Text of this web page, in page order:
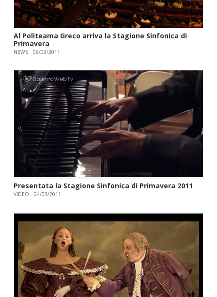
Al Politeama Greco arriva la Stagione Sinfonica di
Primavera
NEWS 08/03/2011
Presentata la Stagione Sinfonica di Primavera 2011
VIDEO 04/03/2011